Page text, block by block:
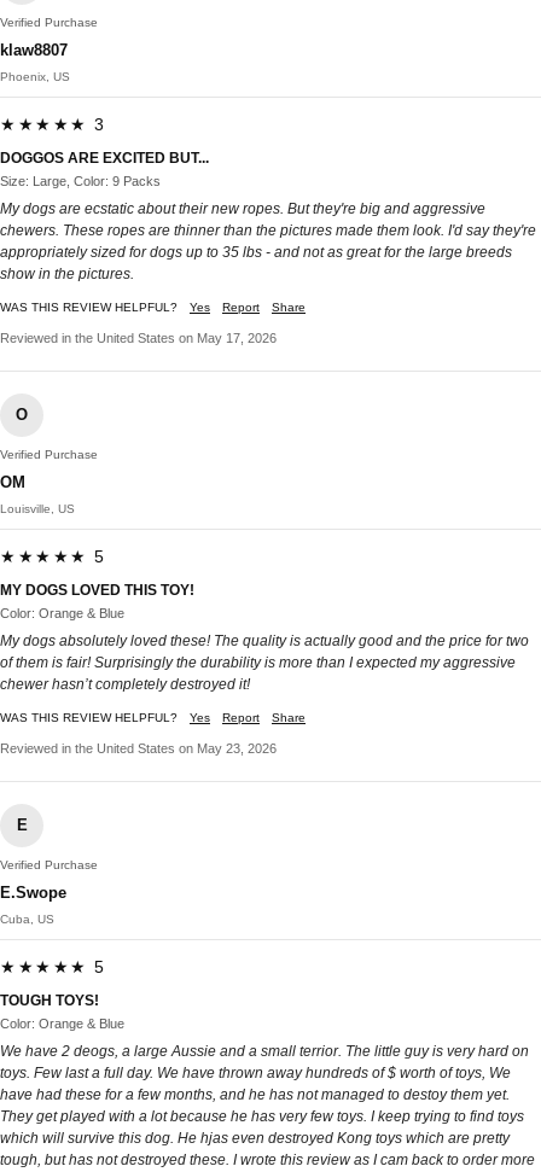
Verified Purchase
klaw8807
Phoenix, US
★★★★★ 3
DOGGOS ARE EXCITED BUT...
Size: Large, Color: 9 Packs
My dogs are ecstatic about their new ropes. But they're big and aggressive
chewers. These ropes are thinner than the pictures made them look. I'd say they're
appropriately sized for dogs up to 35 lbs - and not as great for the large breeds
show in the pictures.
WAS THIS REVIEW HELPFUL? Yes Report Share
Reviewed in the United States on May 17, 2026
O
Verified Purchase
OM
Louisville, US
★★★★★ 5
MY DOGS LOVED THIS TOY!
Color: Orange & Blue
My dogs absolutely loved these! The quality is actually good and the price for two
of them is fair! Surprisingly the durability is more than I expected my aggressive
chewer hasn’t completely destroyed it!
WAS THIS REVIEW HELPFUL? Yes Report Share
Reviewed in the United States on May 23, 2026
E
Verified Purchase
E.Swope
Cuba, US
★★★★★ 5
TOUGH TOYS!
Color: Orange & Blue
We have 2 deogs, a large Aussie and a small terrior. The little guy is very hard on
toys. Few last a full day. We have thrown away hundreds of $ worth of toys, We
have had these for a few months, and he has not managed to destoy them yet.
They get played with a lot because he has very few toys. I keep trying to find toys
which will survive this dog. He hjas even destroyed Kong toys which are pretty
tough, but has not destroyed these. I wrote this review as I cam back to order more